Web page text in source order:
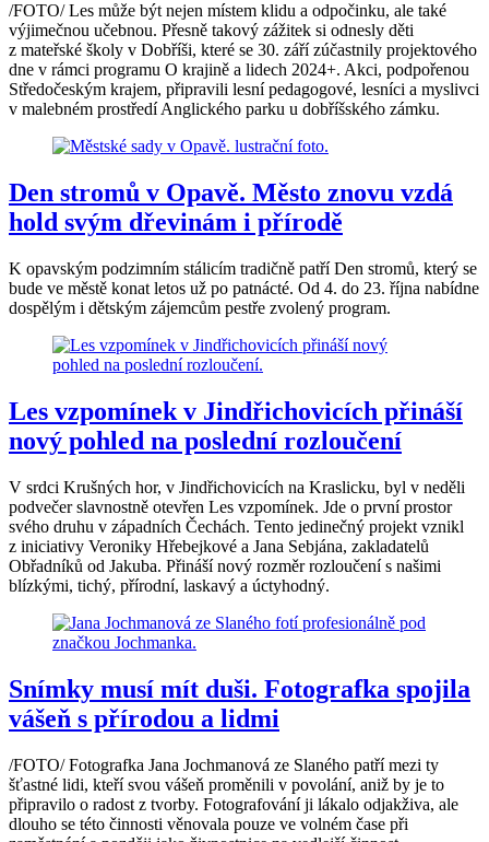
/FOTO/ Les může být nejen místem klidu a odpočinku, ale také
výjimečnou učebnou. Přesně takový zážitek si odnesly děti
z mateřské školy v Dobříši, které se 30. září zúčastnily projektového
dne v rámci programu O krajině a lidech 2024+. Akci, podpořenou
Středočeským krajem, připravili lesní pedagogové, lesníci a myslivci
v malebném prostředí Anglického parku u dobříšského zámku.
Den stromů v Opavě. Město znovu vzdá
hold svým dřevinám i přírodě
K opavským podzimním stálicím tradičně patří Den stromů, který se
bude ve městě konat letos už po patnácté. Od 4. do 23. října nabídne
dospělým i dětským zájemcům pestře zvolený program.
Les vzpomínek v Jindřichovicích přináší
nový pohled na poslední rozloučení
V srdci Krušných hor, v Jindřichovicích na Kraslicku, byl v neděli
podvečer slavnostně otevřen Les vzpomínek. Jde o první prostor
svého druhu v západních Čechách. Tento jedinečný projekt vznikl
z iniciativy Veroniky Hřebejkové a Jana Sebjána, zakladatelů
Obřadníků od Jakuba. Přináší nový rozměr rozloučení s našimi
blízkými, tichý, přírodní, laskavý a úctyhodný.
Snímky musí mít duši. Fotografka spojila
vášeň s přírodou a lidmi
/FOTO/ Fotografka Jana Jochmanová ze Slaného patří mezi ty
šťastné lidi, kteří svou vášeň proměnili v povolání, aniž by je to
připravilo o radost z tvorby. Fotografování ji lákalo odjakživa, ale
dlouho se této činnosti věnovala pouze ve volném čase při